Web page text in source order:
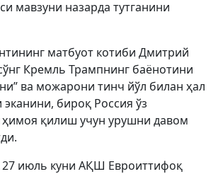
мавзуни назарда тутганини
матбуот котиби Дмитрий
Кремль Трампнинг баёнотини
ва можарони тинч йўл билан ҳал
бироқ Россия ўз
қилиш учун урушни давом
27 июль куни АҚШ Евроиттифоқ